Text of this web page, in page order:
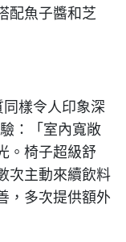
配魚子醬和芝
樣令人印象深
：「室內寬敞
。椅子超級舒
次主動來續飲料
，多次提供額外